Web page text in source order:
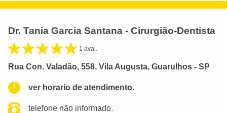
Dr. Tania Garcia Santana - Cirurgião-Dentista
1 aval.
Rua Con. Valadão, 558, Vila Augusta, Guarulhos - SP
ver horario de atendimento.
telefone não informado.